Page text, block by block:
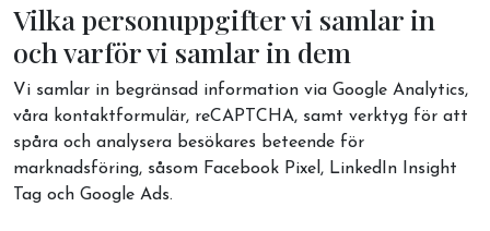
Vilka personuppgifter vi samlar in
och varför vi samlar in dem
Vi samlar in begränsad information via Google Analytics,
våra kontaktformulär, reCAPTCHA, samt verktyg för att
spåra och analysera besökares beteende för
marknadsföring, såsom Facebook Pixel, LinkedIn Insight
Tag och Google Ads.